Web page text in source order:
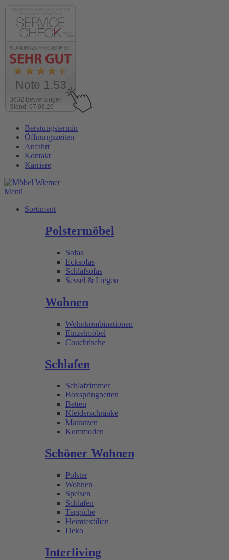
3632 Bewertungen
Stand: 07.08.26
Note 1.53
Inhalt
wechseln
Beratungstermin
Öffnungszeiten
Anfahrt
Kontakt
Karriere
Menü
Sortiment
Polstermöbel
Sofas
Ecksofas
Schlafsofas
Sessel & Liegen
Wohnen
Wohnkombinationen
Einzelmöbel
Couchtische
Schlafen
Schlafzimmer
Boxspringbetten
Betten
Kleiderschränke
Matratzen
Kommoden
Schöner Wohnen
Polster
Wohnen
Speisen
Schlafen
Teppiche
Heimtextilien
Deko
Interliving